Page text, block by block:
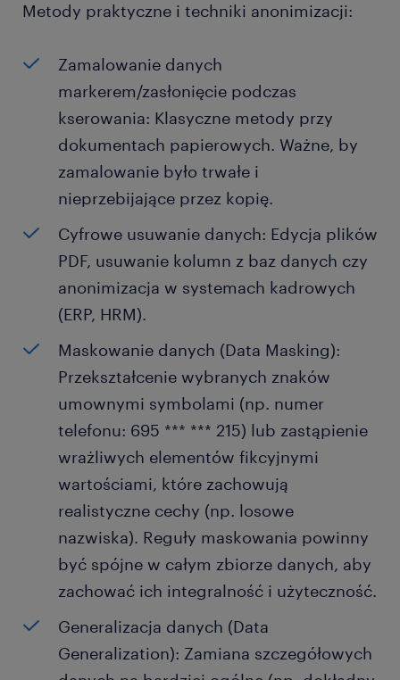
Metody praktyczne i techniki anonimizacji:
Zamalowanie danych
markerem/zasłonięcie podczas
kserowania: Klasyczne metody przy
dokumentach papierowych. Ważne, by
zamalowanie było trwałe i
nieprzebijające przez kopię.
Cyfrowe usuwanie danych: Edycja plików
PDF, usuwanie kolumn z baz danych czy
anonimizacja w systemach kadrowych
(ERP, HRM).
Maskowanie danych (Data Masking):
Przekształcenie wybranych znaków
umownymi symbolami (np. numer
telefonu: 695 *** *** 215) lub zastąpienie
wrażliwych elementów fikcyjnymi
wartościami, które zachowują
realistyczne cechy (np. losowe
nazwiska). Reguły maskowania powinny
być spójne w całym zbiorze danych, aby
zachować ich integralność i użyteczność.
Generalizacja danych (Data
Generalization): Zamiana szczegółowych